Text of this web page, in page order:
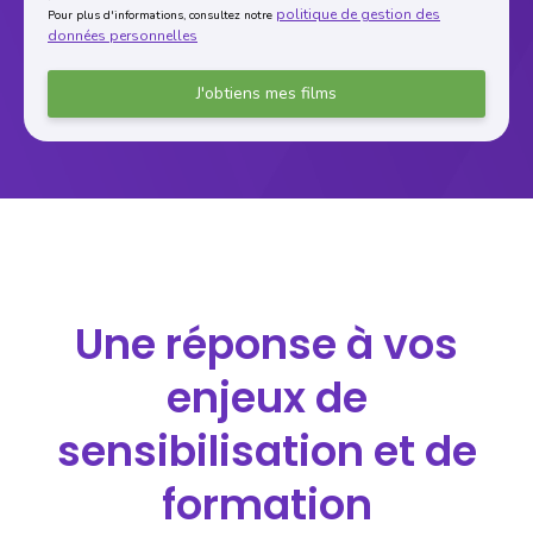
Pour plus d'informations, consultez notre politique de gestion des
données personnelles
Une réponse à vos
enjeux de
sensibilisation et de
formation